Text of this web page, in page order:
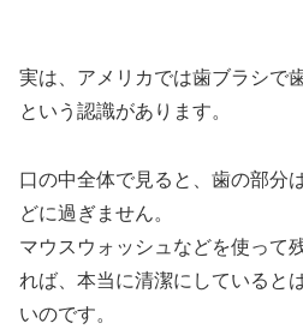
実は、アメリカでは歯ブラシで
という認識があります。
口の中全体で見ると、歯の部分
どに過ぎません。
マウスウォッシュなどを使って
れば、本当に清潔にしていると
いのです。